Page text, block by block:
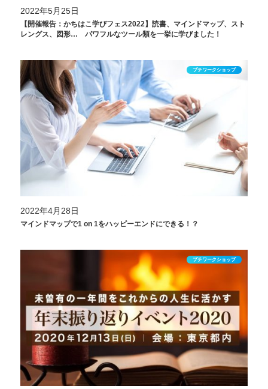
2022年5月25日
【開催報告：かちはこ学びフェス2022】読書、マインドマップ、スト
レングス、図形… パワフルなツール類を一挙に学びました！
プチワークショップ
2022年4月28日
マインドマップで1 on 1をハッピーエンドにできる！？
プチワークショップ